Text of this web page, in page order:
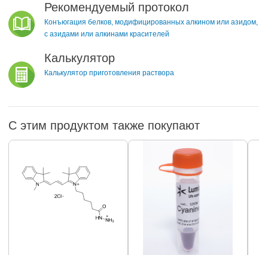
Рекомендуемый протокол
Конъюгация белков, модифицированных алкином или азидом,
с азидами или алкинами красителей
Калькулятор
Калькулятор приготовления раствора
С этим продуктом также покупают